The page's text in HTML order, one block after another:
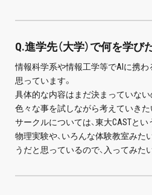
Q.進学先（大学）で何を学び
情報科学系や情報工学等でAIに携
思っています。
具体的な内容はまだ決まっていない
色々な事を試しながら考えていきた
サークルについては、東大CASTと
物理実験や、いろんな体験教室みた
うだと思っているので、入ってみた